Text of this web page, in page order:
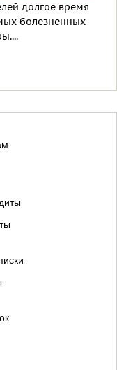
долгое время
болезненных